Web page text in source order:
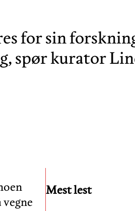
for sin
spør kurator
Mest lest